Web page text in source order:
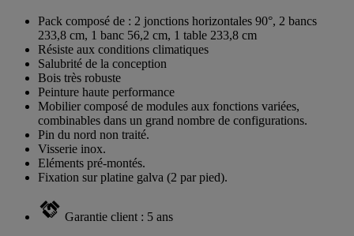
Pack composé de : 2 jonctions horizontales 90°, 2 bancs
233,8 cm, 1 banc 56,2 cm, 1 table 233,8 cm
Résiste aux conditions climatiques
Salubrité de la conception
Bois très robuste
Peinture haute performance
Mobilier composé de modules aux fonctions variées,
combinables dans un grand nombre de configurations.
Pin du nord non traité.
Visserie inox.
Eléments pré-montés.
Fixation sur platine galva (2 par pied).
Garantie client : 5 ans